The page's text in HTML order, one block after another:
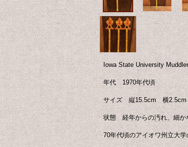
Iowa State University Muddler
年代 1970年代頃
サイズ 縦15.5cm 横2.5cm
状態 経年からの汚れ、細か
70年代頃のアイオワ州立大